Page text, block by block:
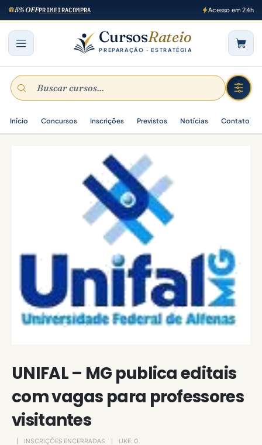
5% OFFPRIMEIRACOMPRA Acesso em 24h
CursosRateio
PREPARAÇÃO · ESTRATÉGIA
Início Concursos Inscrições Previstos Notícias Contato
UNIFAL – MG publica editais
com vagas para professores
visitantes
INSCRIÇÕES ENCERRADAS LIKE: 0